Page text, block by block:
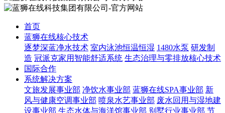
首页
蓝狮在线核心技术
逐梦深蓝净水技术 室内泳池恒温恒湿 1480水泵 研发制
造 冠派克家用智能舒适系统 生态治理与零排放核心技术
国际合作
系统解决方案
文旅发展事业部 净饮水事业部 蓝狮在线SPA事业部 新
风与健康空调事业部 喷泉水艺事业部 废水回用与湿地建
设事业部 生态水体与海洋馆事业部 别墅行业事业部 节